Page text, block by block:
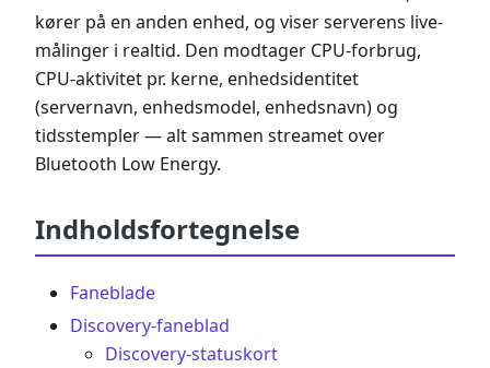
kører på en anden enhed, og viser serverens live-
målinger i realtid. Den modtager CPU-forbrug,
CPU-aktivitet pr. kerne, enhedsidentitet
(servernavn, enhedsmodel, enhedsnavn) og
tidsstempler — alt sammen streamet over
Bluetooth Low Energy.
Indholdsfortegnelse
Faneblade
Discovery-faneblad
Discovery-statuskort